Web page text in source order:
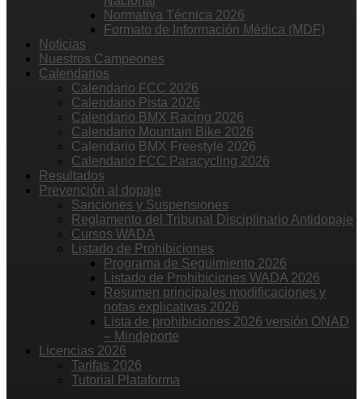
Normativa Técnica 2026
Formato de Información Médica (MDF)
Noticias
Nuestros Campeones
Calendarios
Calendario FCC 2026
Calendario Pista 2026
Calendario BMX Racing 2026
Calendario Mountain Bike 2026
Calendario BMX Freestyle 2026
Calendario FCC Paracycling 2026
Resultados
Prevención al dopaje
Sanciones y Suspensiones
Reglamento del Tribunal Disciplinario Antidopaje
Cursos WADA
Listado de Prohibiciones
Programa de Seguimiento 2026
Listado de Prohibiciones WADA 2026
Resumen principales modificaciones y
notas explicativas 2026
Lista de prohibiciones 2026 versión ONAD
– Mindeporte
Licencias 2026
Tarifas 2026
Tutorial Plataforma